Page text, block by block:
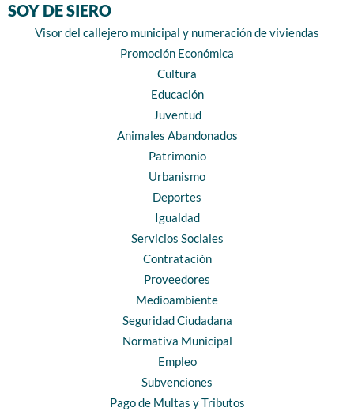
SOY DE SIERO
Visor del callejero municipal y numeración de viviendas
Promoción Económica
Cultura
Educación
Juventud
Animales Abandonados
Patrimonio
Urbanismo
Deportes
Igualdad
Servicios Sociales
Contratación
Proveedores
Medioambiente
Seguridad Ciudadana
Normativa Municipal
Empleo
Subvenciones
Pago de Multas y Tributos